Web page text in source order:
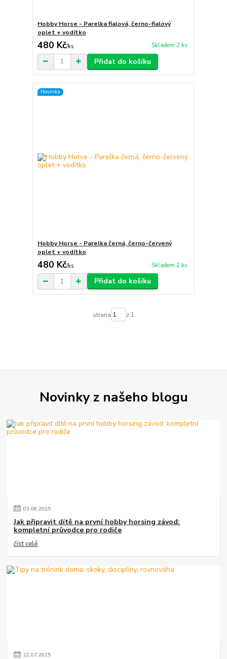
Hobby Horse - Parelka fialová, černo-fialový
oplet + vodítko
480 Kč/ks Skladem 2 ks
Přidat do košíku
Novinka
Hobby Horse - Parelka černá, černo-červený
oplet + vodítko
480 Kč/ks Skladem 2 ks
Přidat do košíku
strana z 1
Novinky z našeho blogu
03.08.2025
Jak připravit dítě na první hobby horsing závod:
kompletní průvodce pro rodiče
číst celé
22.07.2025